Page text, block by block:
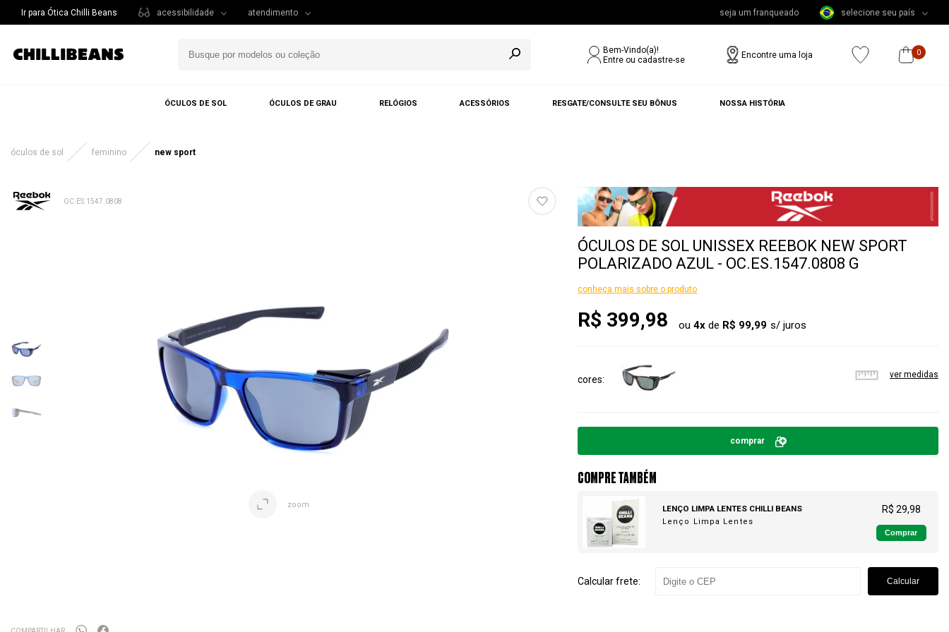
Ir para Ótica Chilli Beans acessibilidade atendimento seja um franqueado selecione seu país
Bem-Vindo(a)!
Entre ou cadastre-se
Encontre uma loja 0
ÓCULOS DE SOL ÓCULOS DE GRAU RELÓGIOS ACESSÓRIOS RESGATE/CONSULTE SEU BÔNUS NOSSA HISTÓRIA
óculos de sol feminino new sport
OC.ES.1547.0808
zoom
ÓCULOS DE SOL UNISSEX REEBOK NEW SPORT
POLARIZADO AZUL - OC.ES.1547.0808 G
conheça mais sobre o produto
R$ 399,98 ou4x de R$ 99,99
cores ver medidas
comprar
COMPRE TAMBÉM
LENÇO LIMPA LENTES CHILLI BEANS
Lenço Limpa Lentes
R$ 29,98
Comprar
Calcular frete: Calcular